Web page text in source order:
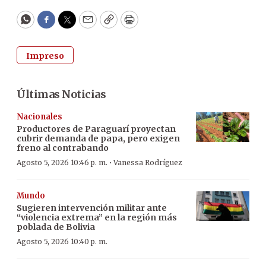
WhatsApp
Facebook
Twitter
EmailCopyPrint
Impreso
Últimas Noticias
Nacionales
Productores de Paraguarí proyectan
cubrir demanda de papa, pero exigen
freno al contrabando
Agosto 5, 2026 10:46 p. m. ·Vanessa Rodríguez
Mundo
Sugieren intervención militar ante
“violencia extrema” en la región más
poblada de Bolivia
Agosto 5, 2026 10:40 p. m.